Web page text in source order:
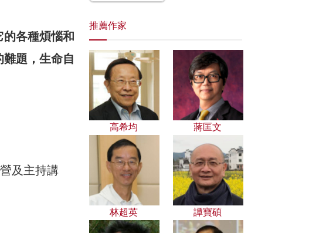
的各種煩惱和
題，生命自
及主持講
推薦作家
高希均 蔣匡文
林超英 譚寶碩